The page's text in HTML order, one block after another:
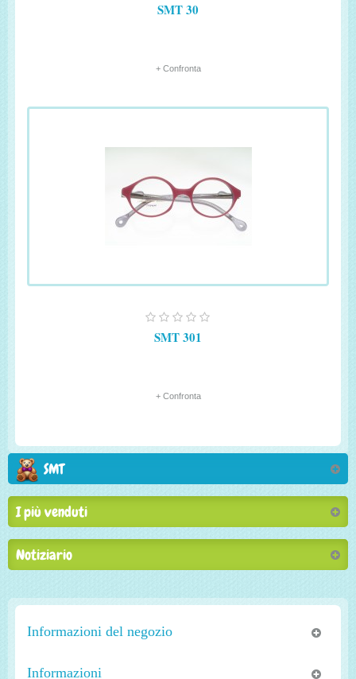
SMT 30
+ Confronta
SMT 301
+ Confronta
SMT
I più venduti
Notiziario
Informazioni del negozio
Informazioni